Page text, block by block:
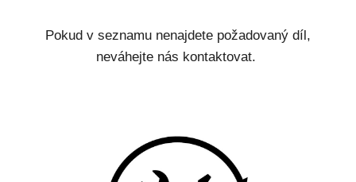
Pokud v seznamu nenajdete požadovaný díl,
neváhejte nás kontaktovat.